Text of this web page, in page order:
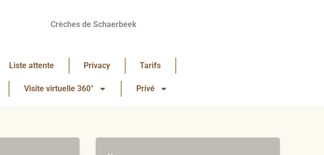
Crèches de Schaerbeek
Liste attente Privacy Tarifs
Visite virtuelle 360° Privé